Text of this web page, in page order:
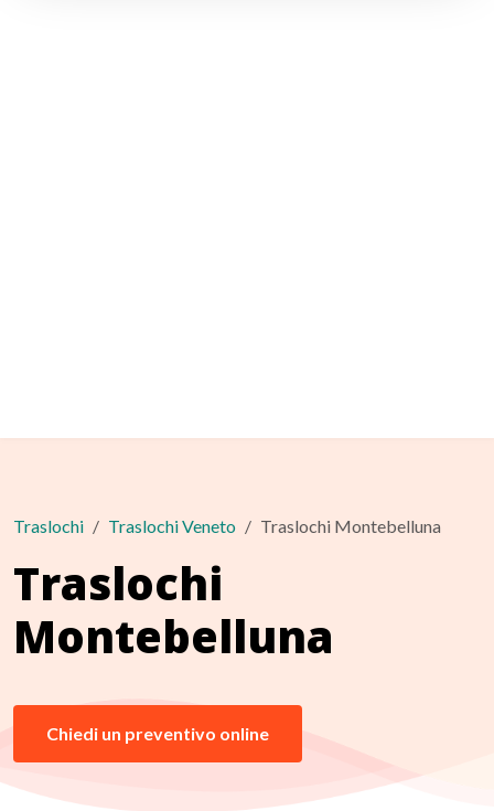
Traslochi Traslochi Veneto Traslochi Montebelluna
Traslochi
Montebelluna
Chiedi un preventivo online